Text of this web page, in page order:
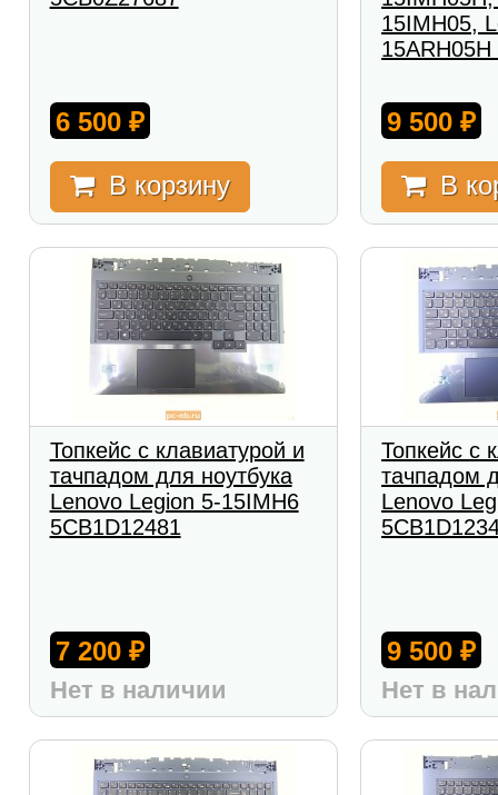
6 500 ₽
В корзину
15IMH05,
9 500₽
В
Топкейс с клавиатурой и
тачпадом для ноутбука
Lenovo Legion 5-15IMH6
5CB1D12481
7 200 ₽
Нет в наличии
Топкейс с
тачпадом
Lenovo
9 500₽
Нет в